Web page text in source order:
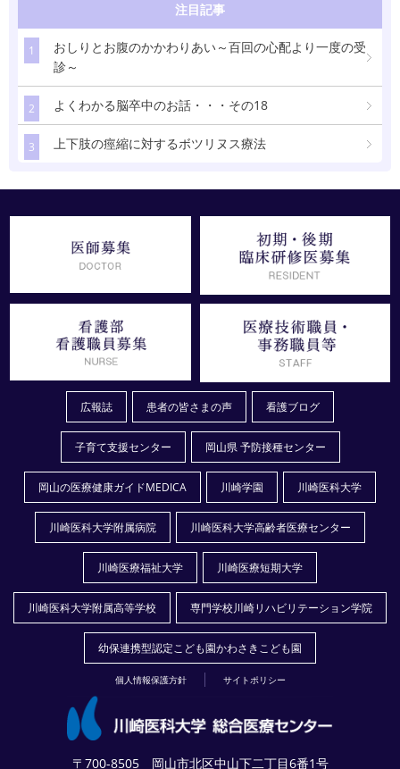
注目記事
1
おしりとお腹のかかわりあい～百回の心配より一度の受
診～
2 よくわかる脳卒中のお話・・・その18
3 上下肢の痙縮に対するボツリヌス療法
広報誌 患者の皆さまの声 看護ブログ
子育て支援センター 岡山県 予防接種センター
岡山の医療健康ガイドMEDICA 川崎学園 川崎医科大学
川崎医科大学附属病院 川崎医科大学高齢者医療センター
川崎医療福祉大学 川崎医療短期大学
川崎医科大学附属高等学校 専門学校川崎リハビリテーション学院
幼保連携型認定こども園かわさきこども園
個人情報保護方針 サイトポリシー
〒700-8505 岡山市北区中山下二丁目6番1号